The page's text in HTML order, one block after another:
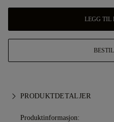
LEGG
PRODUKTDETALJER
Produktinformasjon: